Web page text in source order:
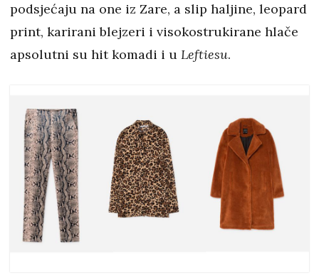
podsjećaju na one iz Zare, a slip haljine, leopard
print, karirani blejzeri i visokostrukirane hlače
apsolutni su hit komadi i u Leftiesu.